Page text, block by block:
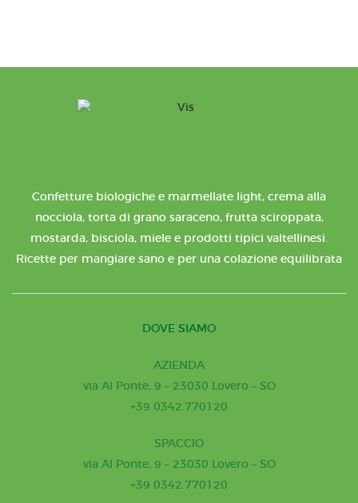
Confetture biologiche e marmellate light, crema alla
nocciola, torta di grano saraceno, frutta sciroppata,
mostarda, bisciola, miele e prodotti tipici valtellinesi.
Ricette per mangiare sano e per una colazione equilibrata
DOVE SIAMO
AZIENDA
via Al Ponte, 9 – 23030 Lovero – SO
+39 0342.770120
SPACCIO
via Al Ponte, 9 – 23030 Lovero – SO
+39 0342.770120